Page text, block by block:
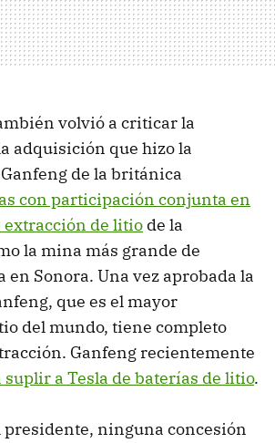
volvió a criticar la
adquisición que hizo la
de la británica
con participación conjunta en
extracción de litio de la
la mina más grande de
en Sonora. Una vez aprobada la
que es el mayor
del mundo, tiene completo
Ganfeng recientemente
a Tesla de baterías de litio.
presidente, ninguna concesión